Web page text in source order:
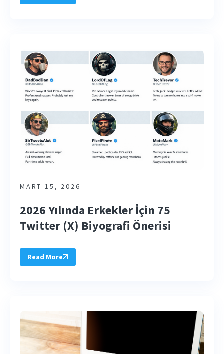
MART 15, 2026
2026 Yılında Erkekler İçin 75
Twitter (X) Biyografi Önerisi
Read More